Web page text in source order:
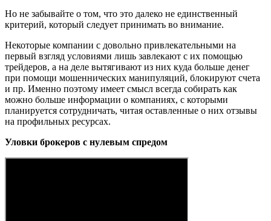
Но не забывайте о том, что это далеко не единственный
критерий, который следует принимать во внимание.
Некоторые компании с довольно привлекательными на
первый взгляд условиями лишь завлекают с их помощью
трейдеров, а на деле вытягивают из них куда больше денег
при помощи мошеннических манипуляций, блокируют счета
и пр. Именно поэтому имеет смысл всегда собирать как
можно больше информации о компаниях, с которыми
планируется сотрудничать, читая оставленные о них отзывы
на профильных ресурсах.
Уловки брокеров с нулевым спредом